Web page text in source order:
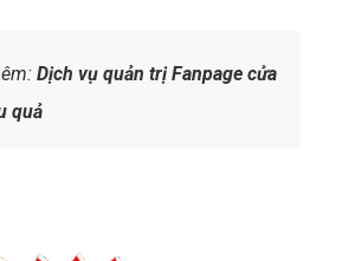
Dịch vụ quản trị Fanpage cửa
quả